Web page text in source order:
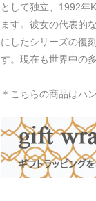
として独立、1992年
ます。彼女の代表的
にしたシリーズの復
す。現在も世界中の
＊こちらの商品はハ